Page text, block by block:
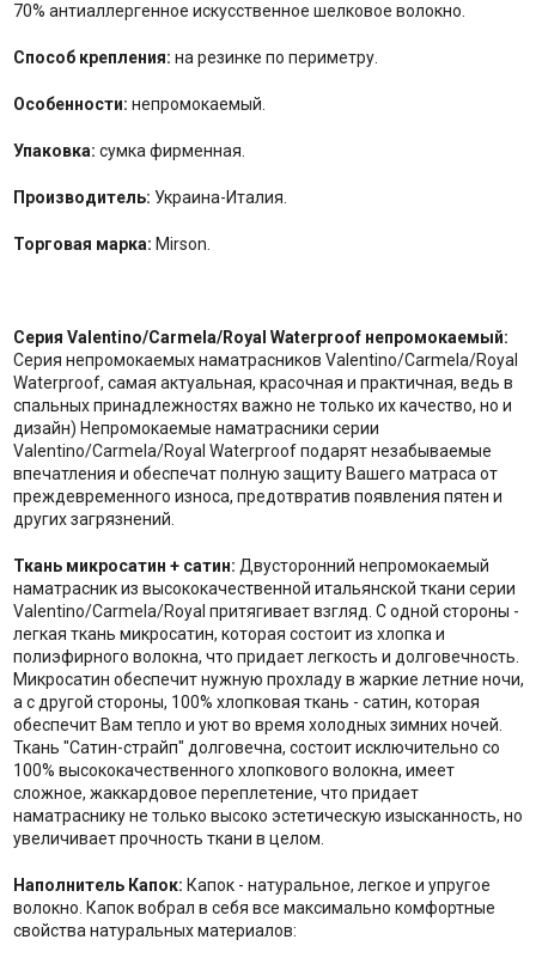
70% антиаллергенное искусственное шелковое волокно.
Способ крепления: на резинке по периметру.
Особенности: непромокаемый.
Упаковка: сумка фирменная.
Производитель: Украина-Италия.
Торговая марка: Mirson.
Серия Valentino/Carmela/Royal Waterproof непромокаемый:
Серия непромокаемых наматрасников Valentino/Carmela/Royal
Waterproof, самая актуальная, красочная и практичная, ведь в
спальных принадлежностях важно не только их качество, но и
дизайн) Непромокаемые наматрасники серии
Valentino/Carmela/Royal Waterproof подарят незабываемые
впечатления и обеспечат полную защиту Вашего матраса от
преждевременного износа, предотвратив появления пятен и
других загрязнений.
Ткань микросатин + сатин: Двусторонний непромокаемый
наматрасник из высококачественной итальянской ткани серии
Valentino/Carmela/Royal притягивает взгляд. С одной стороны -
легкая ткань микросатин, которая состоит из хлопка и
полиэфирного волокна, что придает легкость и долговечность.
Микросатин обеспечит нужную прохладу в жаркие летние ночи,
а с другой стороны, 100% хлопковая ткань - сатин, которая
обеспечит Вам тепло и уют во время холодных зимних ночей.
Ткань "Сатин-страйп" долговечна, состоит исключительно со
100% высококачественного хлопкового волокна, имеет
сложное, жаккардовое переплетение, что придает
наматраснику не только высоко эстетическую изысканность, но
увеличивает прочность ткани в целом.
Наполнитель Капок: Капок - натуральное, легкое и упругое
волокно. Капок вобрал в себя все максимально комфортные
свойства натуральных материалов: